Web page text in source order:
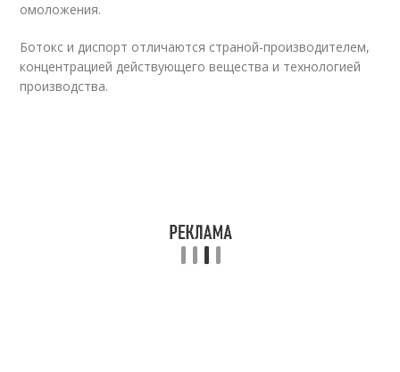
омоложения.
Ботокс и диспорт отличаются страной-производителем,
концентрацией действующего вещества и технологией
производства.